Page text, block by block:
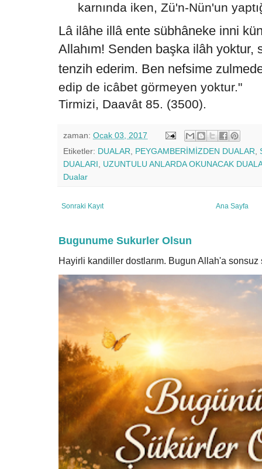
karnında iken, Zü'n-Nün'un
Lâ ilâhe illâ ente sübhâneke inni
Allahım! Senden başka ilâh yoktur,
tenzih ederim. Ben nefsime
edip de icâbet görmeyen yoktur."
Tirmizi, Daavât 85. (3500).
zaman: Ocak 03, 2017
Etiketler: DUALAR PEYGAMBERİMİZDEN DUALAR
DUALARI
UZUNTULU ANLARDA OKUNACAK
Dualar
Sonraki Kayıt Ana Sayfa
Bugunume Sukurler Olsun
Hayirli kandiller dostlarım. Bugun Allah'a